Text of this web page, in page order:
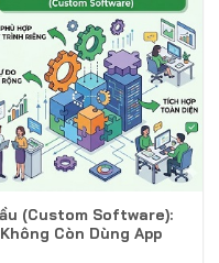
(Custom Software):
Còn Dùng App